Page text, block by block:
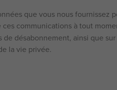
que vous nous fournissez
communications à tout
de désabonnement, ainsi que
la vie privée.